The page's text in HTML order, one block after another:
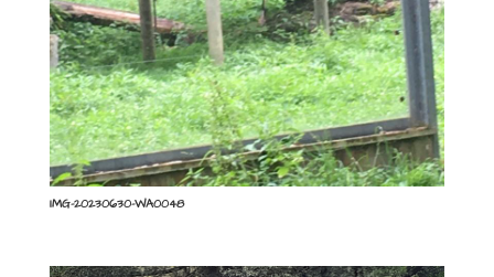
IMG-20230630-WA0048